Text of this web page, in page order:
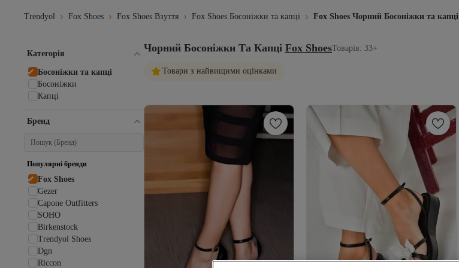
Trendyol Fox Shoes Fox Shoes Взуття Fox Shoes Босоніжки та капці Fox Shoes Чорний Босоніжки та капці
Чорний Босоніжки Та Капці Fox ShoesТоварів: 33+
Товари з найвищими оцінками
Категорія
Босоніжки та капці
Босоніжки
Капці
Бренд
Популярні бренди
Fox Shoes
Gezer
Capone Outfitters
SOHO
Birkenstock
Trendyol Shoes
Dgn
Riccon